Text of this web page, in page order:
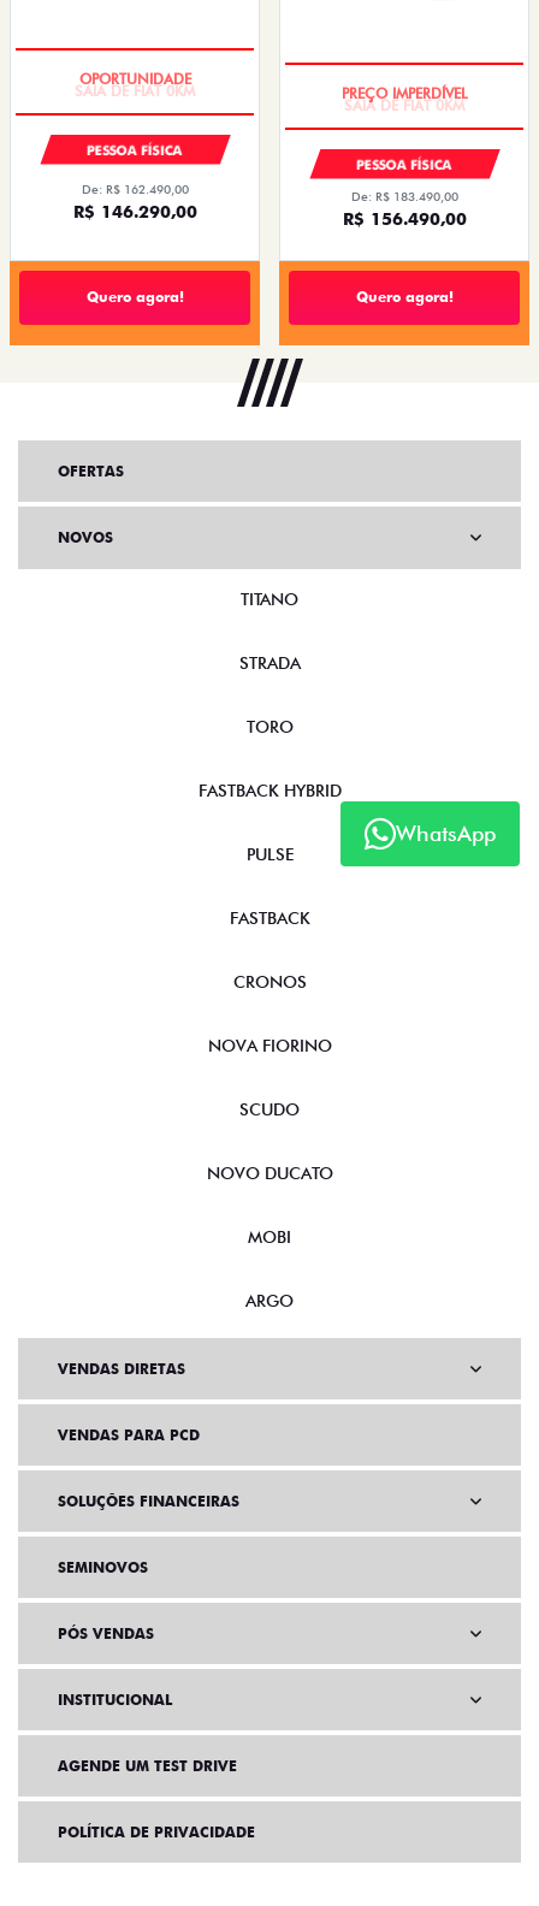
PESSOA FÍSICA
De: R$ 162.490,00
R$ 146.290,00
Quero agora!
PESSOA FÍSICA
De: R$ 183.490,00
R$ 156.490,00
Quero agora!
WhatsApp
OFERTAS
NOVOS
TITANO
STRADA
TORO
FASTBACK HYBRID
PULSE
FASTBACK
CRONOS
NOVA FIORINO
SCUDO
NOVO DUCATO
MOBI
ARGO
VENDAS DIRETAS
VENDAS PARA PCD
SOLUÇÕES FINANCEIRAS
SEMINOVOS
PÓS VENDAS
INSTITUCIONAL
AGENDE UM TEST DRIVE
POLÍTICA DE PRIVACIDADE